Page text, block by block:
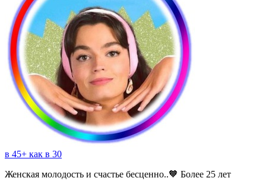
в 45+ как в 30
Женская молодость и счастье бесценно..🧡 Более 25 лет